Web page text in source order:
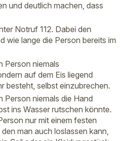
und deutlich machen, dass
Notruf 112. Dabei den
wie lange die Person bereits im
Person niemals
auf dem Eis liegend
besteht, selbst einzubrechen.
Person niemals die Hand
ins Wasser rutschen könnte.
nur mit einem festen
man auch loslassen kann,